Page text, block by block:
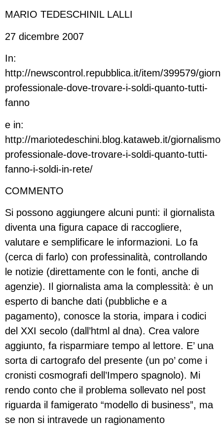
MARIO TEDESCHINIL LALLI
27 dicembre 2007
In:
http://newscontrol.repubblica.it/item/399579/
professionale-dove-trovare-i-soldi-quanto-tutti-
fanno
e in:
http://mariotedeschini.blog.kataweb.it/
professionale-dove-trovare-i-soldi-quanto-tutti-
fanno-i-soldi-in-rete/
COMMENTO
Si possono aggiungere alcuni punti: il giornalista
diventa una figura capace di raccogliere,
valutare e semplificare le informazioni. Lo fa
(cerca di farlo) con professinalità, controllando
le notizie (direttamente con le fonti, anche di
agenzie). Il giornalista ama la complessità: è un
esperto di banche dati (pubbliche e a
pagamento), conosce la storia, impara i codici
del XXI secolo (dall’html al dna). Crea valore
aggiunto, fa risparmiare tempo al lettore. E’ una
sorta di cartografo del presente (un po’ come i
cronisti cosmografi dell’Impero spagnolo). Mi
rendo conto che il problema sollevato nel post
riguarda il famigerato “modello di business”, ma
se non si intravede un ragionamento